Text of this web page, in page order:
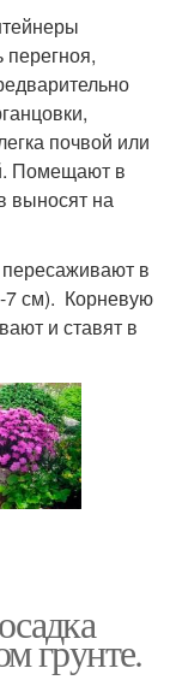
почвой или
Помещают в
выносят на
в
7 см). Корневую
и ставят в
грунте.